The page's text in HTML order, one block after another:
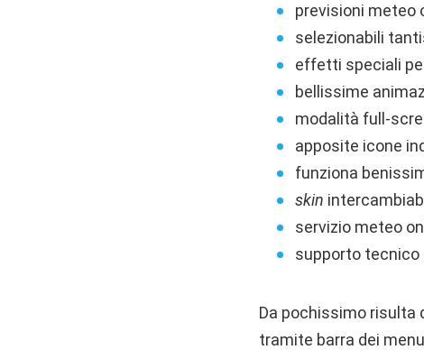
previsioni meteo
selezionabili
effetti speciali
bellissime
modalità full-
apposite icone
funziona
skin
servizio meteo
supporto tecnico
Da pochissimo risulta
tramite barra dei